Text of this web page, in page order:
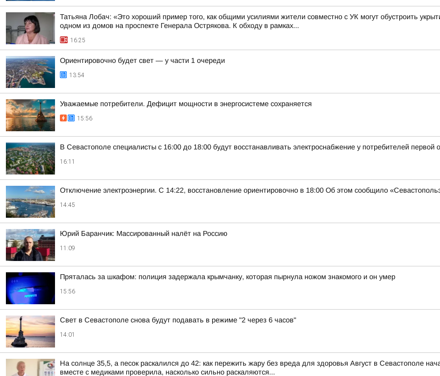
Татьяна Лобач: «Это хороший пример того, как общими усилиями жители совместно с УК могут обустроить
одном из домов на проспекте Генерала Острякова. К обходу в рамках...
16:25
Ориентировочно будет свет — у части 1 очереди
13:54
Уважаемые потребители. Дефицит мощности в энергосистеме сохраняется
15:56
В Севастополе специалисты с 16:00 до 18:00 будут восстанавливать электроснабжение у потребителей первой
16:11
Отключение электроэнергии. С 14:22, восстановление ориентировочно в 18:00 Об этом сообщило
14:45
Юрий Баранчик: Массированный налёт на Россию
11:09
Пряталась за шкафом: полиция задержала крымчанку, которая пырнула ножом знакомого и он умер
15:56
Свет в Севастополе снова будут подавать в режиме "2 через 6 часов"
14:01
На солнце 35,5, а песок раскалился до 42: как пережить жару без вреда для здоровья Август в Севастополе
вместе с медиками проверила, насколько сильно раскаляются...